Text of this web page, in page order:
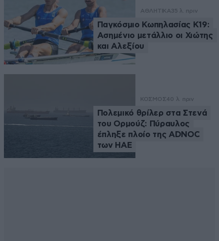
ΑΘΛΗΤΙΚΑ35 λ. πριν
Παγκόσμιο Κωπηλασίας Κ19:
Ασημένιο μετάλλιο οι Χιώτης
και Αλεξίου
ΚΟΣΜΟΣ40 λ. πριν
Πολεμικό θρίλερ στα Στενά
του Ορμούζ: Πύραυλος
έπληξε πλοίο της ADNOC
των ΗΑΕ